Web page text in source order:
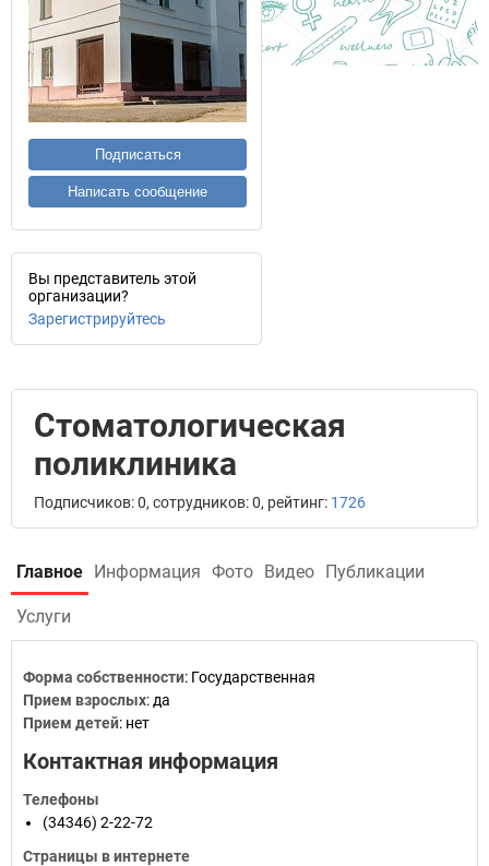
Подписаться
Написать сообщение
Вы представитель этой
организации?
Зарегистрируйтесь
Стоматологическая
поликлиника
Подписчиков: 0, сотрудников: 0, рейтинг: 1726
Главное Информация Фото Видео Публикации
Услуги
Форма собственности: Государственная
Прием взрослых: да
Прием детей: нет
Контактная информация
Телефоны
(34346) 2-22-72
Страницы в интернете